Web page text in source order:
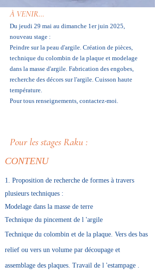
À VENIR...
Du jeudi 29 mai au dimanche 1er juin 2025,
nouveau stage :
Peindre sur la peau d'argile. Création de pièces,
technique du colombin de la plaque et modelage
dans la masse d'argile. Fabrication des engobes,
recherche des décors sur l'argile. Cuisson haute
température.
Pour tous renseignements, contactez-moi.
Pour les stages Raku :
CONTENU
1. Proposition de recherche de formes à travers
plusieurs techniques :
Modelage dans la masse de terre
Technique du pincement de l 'argile
Technique du colombin et de la plaque. Vers des bas
relief ou vers un volume par découpage et
assemblage des plaques. Travail de l 'estampage .